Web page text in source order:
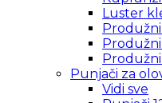
Luster
Punjači za
Vidi sve